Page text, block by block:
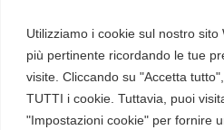
Utilizziamo i cookie sul nostro
più pertinente ricordando le tue
visite. Cliccando su "Accetta
TUTTI i cookie. Tuttavia, puoi
"Impostazioni cookie" per fornire
Eventi
Fumetto Cyber
Newsletter
Servizi
Pubblicità
English